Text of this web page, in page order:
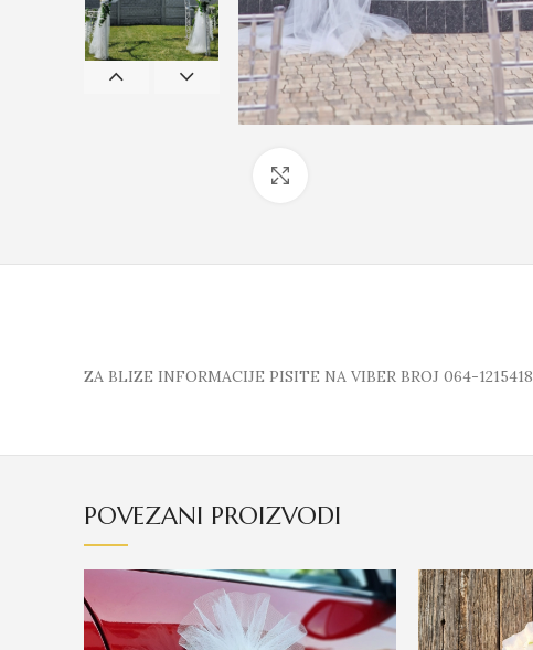
ZA BLIZE INFORMACIJE PISITE NA VIBER BROJ 064-1215418
POVEZANI PROIZVODI